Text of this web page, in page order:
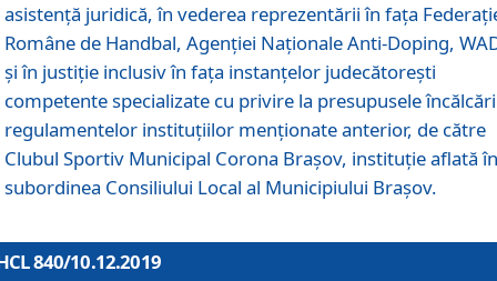
asistență juridică, în vederea reprezentării în fața
Române de Handbal, Agenției Naționale Anti-Doping,
și în justiție inclusiv în fața instanțelor judecătorești
competente specializate cu privire la presupusele
regulamentelor instituțiilor menționate anterior, de către
Clubul Sportiv Municipal Corona Braşov, instituție aflată în
subordinea Consiliului Local al Municipiului Brașov.
840/10.12.2019